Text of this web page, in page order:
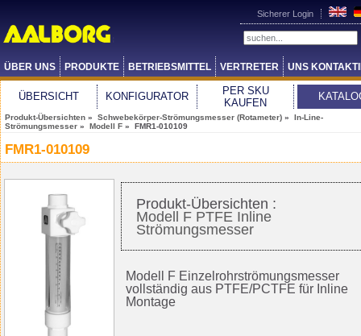
Sicherer Login
ÜBER UNS PRODUKTE BETRIEBSMITTEL VERTRETER UNS
ÜBERSICHT KONFIGURATOR
PER SKU
KAUFEN
Produkt-Übersichten » Schwebekörper-Strömungsmesser (Rotameter) » In-Line-
Strömungsmesser » Modell F » FMR1-010109
FMR1-010109
Produkt-Übersichten :
Modell F PTFE Inline
Strömungsmesser
Modell F Einzelrohrströmungsmesser
vollständig aus PTFE/PCTFE für Inline
Montage